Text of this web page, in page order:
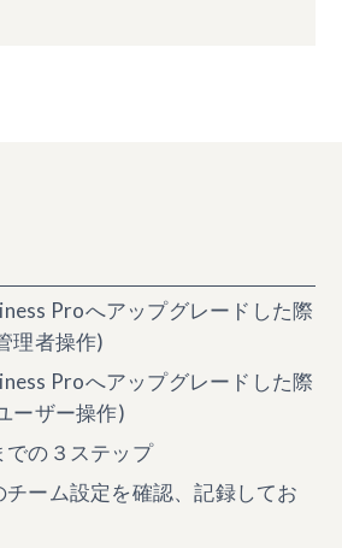
Proへアップグレードした際
理者操作)
Proへアップグレードした際
ーザー操作)
での３ステップ
ーム設定を確認、記録してお